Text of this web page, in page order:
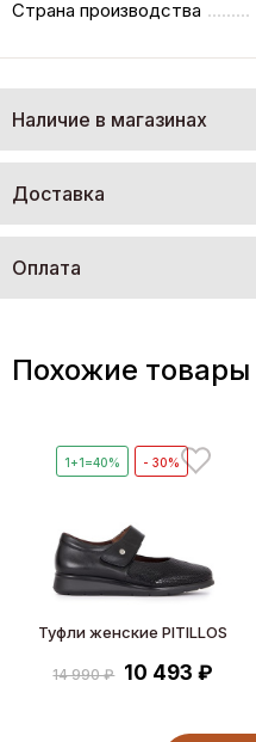
Страна производства
Наличие в магазинах
Доставка
Оплата
Похожие товары
1+1=40% - 30%
Туфли женские PITILLOS
14 990 ₽ 10 493 ₽